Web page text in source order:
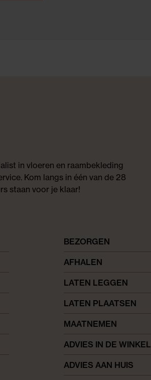
in vloeren en raambekleding
Kom langs in één van de 28
staan voor je klaar!
BEZORGEN
AFHALEN
LATEN LEGGEN
LATEN PLAATSEN
MAATNEMEN
ADVIES IN DE WINKEL
ADVIES AAN HUIS